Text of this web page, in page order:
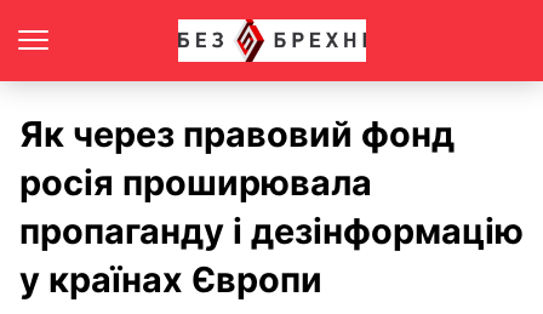
Як через правовий фонд
росія проширювала
пропаганду і дезінформацію
у країнах Європи